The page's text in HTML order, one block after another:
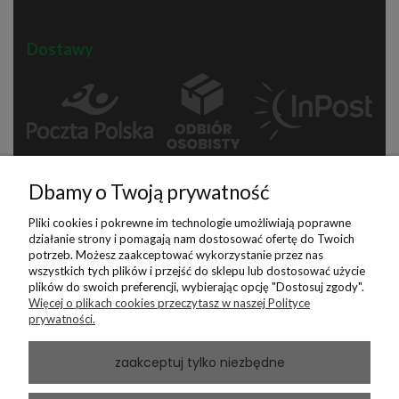
Dostawy
Płatności
Dbamy o Twoją prywatność
Pliki cookies i pokrewne im technologie umożliwiają poprawne
działanie strony i pomagają nam dostosować ofertę do Twoich
potrzeb. Możesz zaakceptować wykorzystanie przez nas
wszystkich tych plików i przejść do sklepu lub dostosować użycie
plików do swoich preferencji, wybierając opcję "Dostosuj zgody".
Więcej o plikach cookies przeczytasz w naszej Polityce
prywatności.
zaakceptuj tylko niezbędne